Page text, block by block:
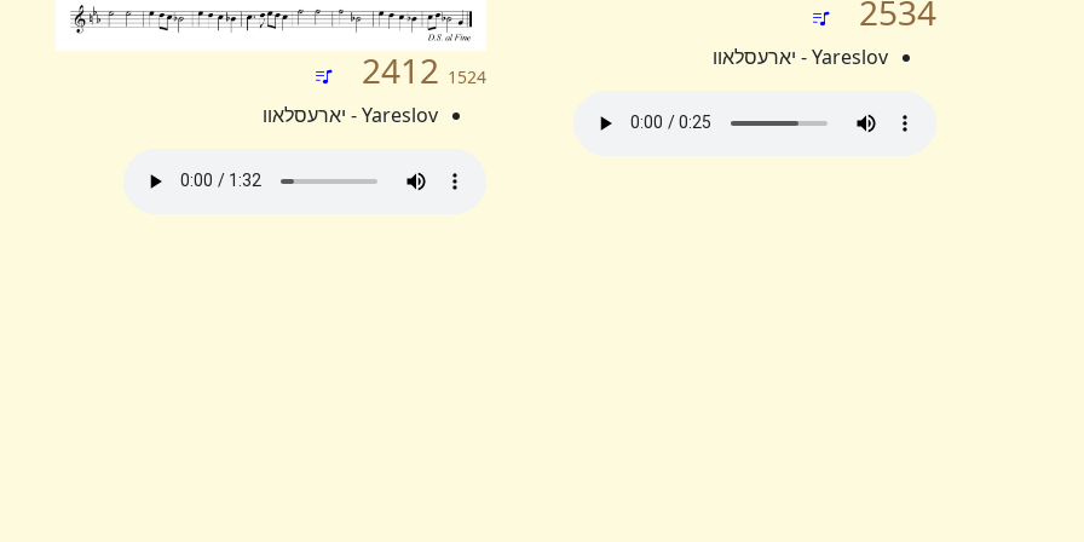
2534
Yareslov - יארעסלאוו 2412 1524
Yareslov - יארעסלאוו